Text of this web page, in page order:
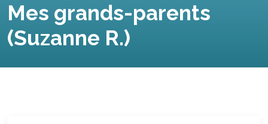
Mes grands-parents
(Suzanne R.)